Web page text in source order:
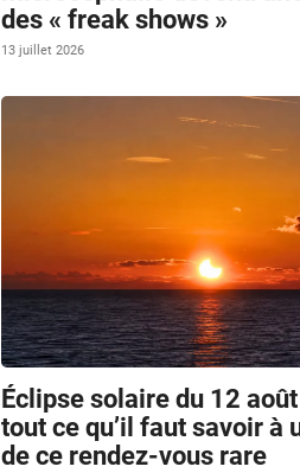
des « freak shows »
13 juillet 2026
Éclipse solaire du 12
tout ce qu’il faut savoir à
de ce rendez-vous rare